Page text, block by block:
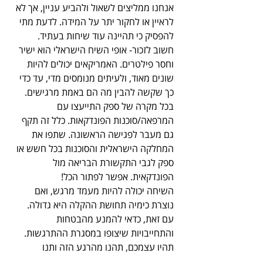
אנחנו ממליצים לשאול ולהביע עניין, אך לא
לראיין או לחקור יתר על המידה. לדעת מתי
להפסיק כי תהיינה עוד שיחות בעתיד.
חשוב לזכור- אופי השיח הישראלי הוא ישיר
וחסר פילטרים. האמריקאים יכולים להיות
שונים מאוד, ולעיתים מנומסים מדי, עד כדי
כך שקשה להבין מה הם באמת מרגישים.
בכל מקרה של ספק התייעצו עם
המרפאה/סוכנות הפונדקאות. כלל זה תקף
גם מעבר לפגישה הראשונה. שתפו את
המחלקה הישראלית והסוכנות בכל חשש או
ספק לגבי התקשורת הבריאה מול
הפונדקאית. אפשר לפתור הכל!
השיחה יכולה להיות מעמד מרגש, ואם
נוצרת כימיה תחושת ההקלה היא גדולה.
עם זאת, כדאי להמנע מהבטחות
והתחייבויות שיצופו במסגרת ההתרגשות.
תהיו עצמכם, תהנו מהרגע הזה ותנו